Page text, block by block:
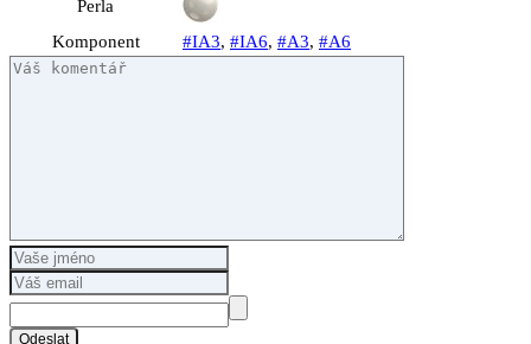
Perla
Komponent
#IA3, #IA6, #A3, #A6
Odeslat